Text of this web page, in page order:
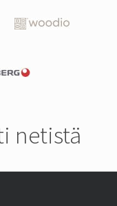
netistä